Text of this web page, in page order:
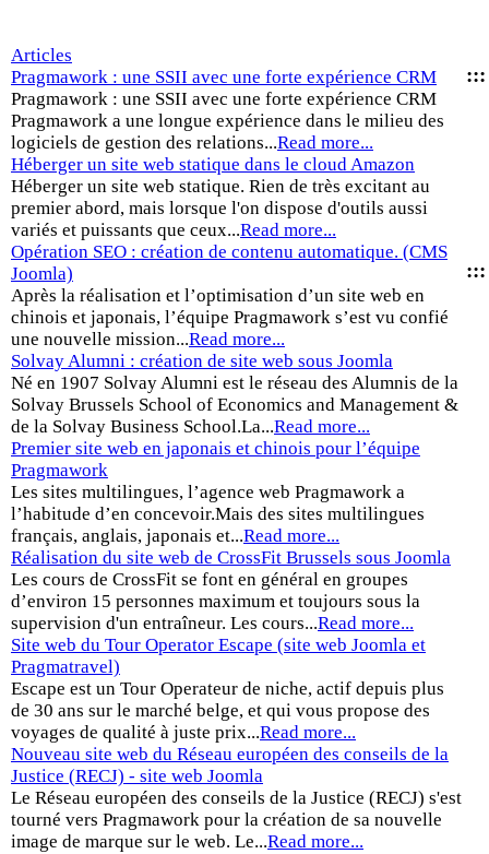
Articles
Pragmawork : une SSII avec une forte expérience CRM
Pragmawork : une SSII avec une forte expérience CRM
Pragmawork a une longue expérience dans le milieu des
logiciels de gestion des relations...Read more...
Héberger un site web statique dans le cloud Amazon
Héberger un site web statique. Rien de très excitant au
premier abord, mais lorsque l'on dispose d'outils aussi
variés et puissants que ceux...Read more...
Opération SEO : création de contenu automatique. (CMS
Joomla)
Après la réalisation et l’optimisation d’un site web en
chinois et japonais, l’équipe Pragmawork s’est vu confié
une nouvelle mission...Read more...
Solvay Alumni : création de site web sous Joomla
Né en 1907 Solvay Alumni est le réseau des Alumnis de la
Solvay Brussels School of Economics and Management &
de la Solvay Business School.La...Read more...
Premier site web en japonais et chinois pour l’équipe
Pragmawork
Les sites multilingues, l’agence web Pragmawork a
l’habitude d’en concevoir.Mais des sites multilingues
français, anglais, japonais et...Read more...
Réalisation du site web de CrossFit Brussels sous Joomla
Les cours de CrossFit se font en général en groupes
d’environ 15 personnes maximum et toujours sous la
supervision d'un entraîneur. Les cours...Read more...
Site web du Tour Operator Escape (site web Joomla et
Pragmatravel)
Escape est un Tour Operateur de niche, actif depuis plus
de 30 ans sur le marché belge, et qui vous propose des
voyages de qualité à juste prix...Read more...
Nouveau site web du Réseau européen des conseils de la
Justice (RECJ) - site web Joomla
Le Réseau européen des conseils de la Justice (RECJ) s'est
tourné vers Pragmawork pour la création de sa nouvelle
image de marque sur le web. Le...Read more...
:::
:::